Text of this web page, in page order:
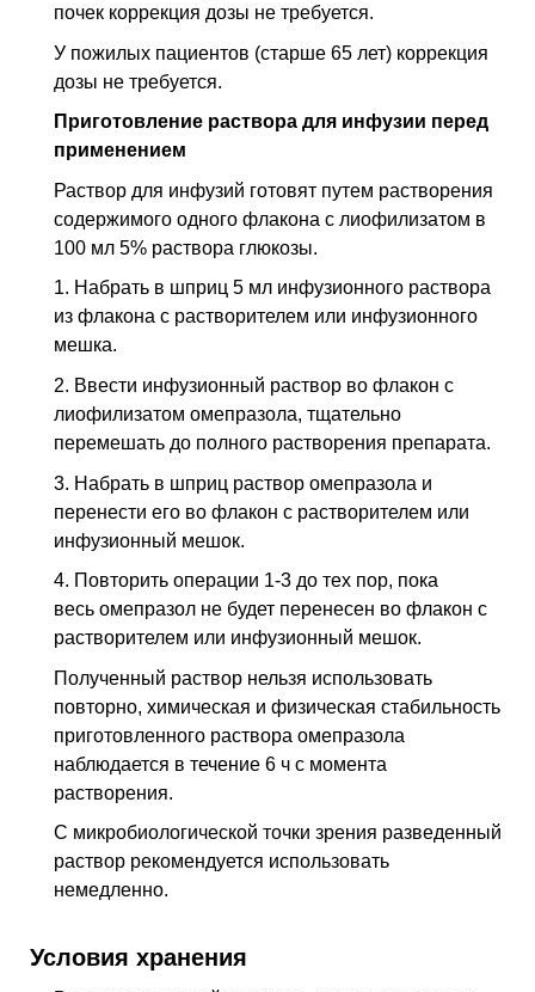
почек коррекция дозы не требуется.
У пожилых пациентов (старше 65 лет) коррекция
дозы не требуется.
Приготовление раствора для инфузии перед
применением
Раствор для инфузий готовят путем растворения
содержимого одного флакона с лиофилизатом в
100 мл 5% раствора глюкозы.
1. Набрать в шприц 5 мл инфузионного раствора
из флакона с растворителем или инфузионного
мешка.
2. Ввести инфузионный раствор во флакон с
лиофилизатом омепразола, тщатель­но
перемешать до полного растворения препарата.
3. Набрать в шприц раствор омепразола и
перенести его во флакон с растворите­лем или
инфузионный мешок.
4. Повторить операции 1-3 до тех пор, пока
весь омепразол не будет перенесен во флакон с
растворителем или инфузионный мешок.
Полученный раствор нельзя использовать
повторно, химическая и физическая стабильность
приготовленного раствора омепразола
наблюдается в течение 6 ч с момента
растворения.
С микробиологической точки зрения разведенный
раствор рекомендуется исполь­зовать
немедленно.
Условия хранения